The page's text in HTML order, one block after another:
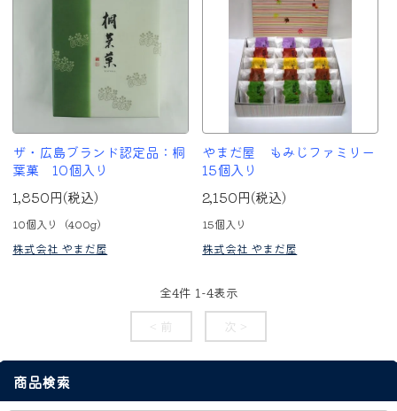
ザ・広島ブランド認定品：桐
葉菓 10個入り
1,850円(税込)
10個入り（400g）
株式会社 やまだ屋
やまだ屋 もみじファミリー
15個入り
2,150円(税込)
15個入り
株式会社 やまだ屋
全4件 1 -4表示
< 前
次 >
商品検索